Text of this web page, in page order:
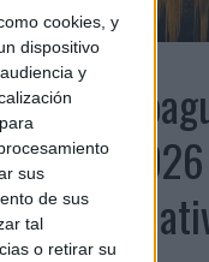
cookies, y
dispositivo
y
sus
de sus
tal
o retirar su
se
de
la